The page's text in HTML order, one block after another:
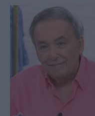
Αθλητικά
Υγεία
Γυναίκα
Καιρός